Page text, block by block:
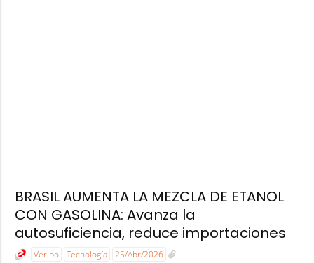
BRASIL AUMENTA LA MEZCLA DE ETANOL
CON GASOLINA: Avanza la
autosuficiencia, reduce importaciones
Ver.bo Tecnología 25/Abr/2026